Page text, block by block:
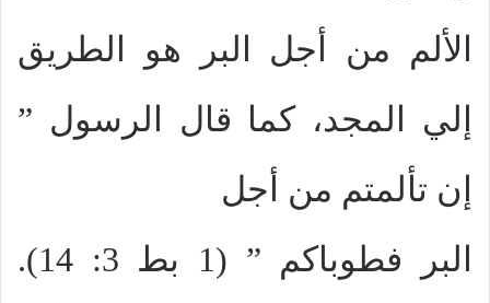
الألم من أجل البر هو الطريق
إلي المجد، كما قال الرسول ”
إن تألمتم من أجل
البر فطوباكم ” (1 بط 3: 14).